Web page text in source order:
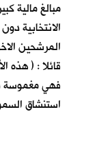
مبالغ مالية
الانتخابية
المرشحين
قائلا : ( هذه
فهي مغموسة
استنشاق